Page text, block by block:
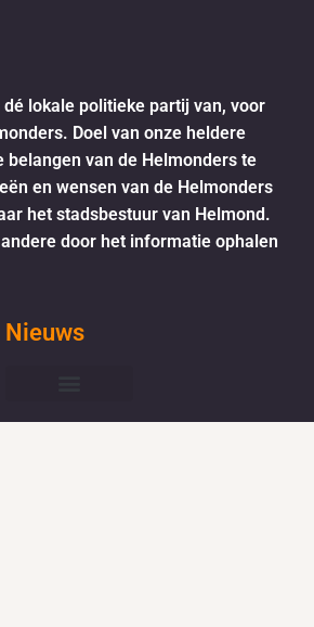
lokale politieke partij van, voor
Doel van onze heldere
belangen van de Helmonders te
en wensen van de Helmonders
het stadsbestuur van Helmond.
door het informatie ophalen
Nieuws